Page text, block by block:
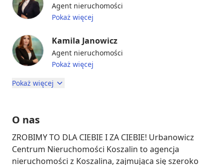
Agent nieruchomości
Pokaż więcej
Kamila Janowicz
Agent nieruchomości
Pokaż więcej
Pokaż więcej
O nas
ZROBIMY TO DLA CIEBIE I ZA CIEBIE! Urbanowicz
Centrum Nieruchomości Koszalin to agencja
nieruchomości z Koszalina, zajmująca się szeroko